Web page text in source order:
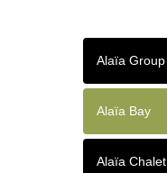
Alaïa Group
Alaïa Bay
Alaïa Chalet